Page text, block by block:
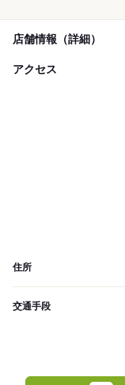
店舗情報（詳細）
アクセス
住所
交通手段